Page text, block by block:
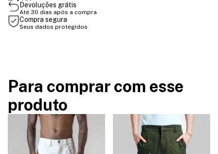
Devoluções grátis
Até 30 dias após a compra
Compra segura
Seus dados protegidos
Para comprar com esse
produto